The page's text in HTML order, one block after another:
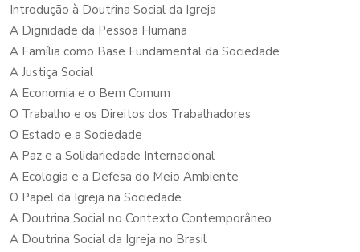
Introdução à Doutrina Social da Igreja
A Dignidade da Pessoa Humana
A Família como Base Fundamental da Sociedade
A Justiça Social
A Economia e o Bem Comum
O Trabalho e os Direitos dos Trabalhadores
O Estado e a Sociedade
A Paz e a Solidariedade Internacional
A Ecologia e a Defesa do Meio Ambiente
O Papel da Igreja na Sociedade
A Doutrina Social no Contexto Contemporâneo
A Doutrina Social da Igreja no Brasil